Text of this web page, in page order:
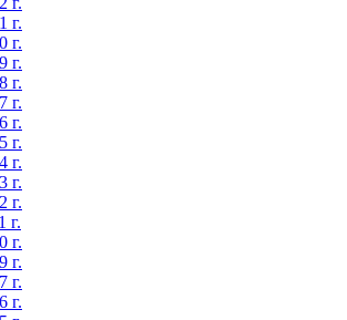
г.
г.
г.
г.
г.
г.
г.
г.
г.
г.
г.
г.
г.
г.
г.